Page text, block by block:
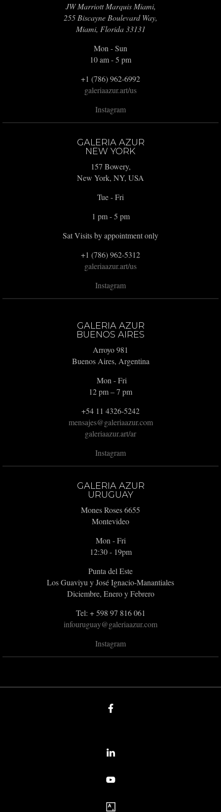
JW Marriott Marquis Miami,
255 Biscayne Boulevard Way,
Miami, Florida 33131
Mon - Sun
10 am - 5 pm
+1 (786) 962-6992
galeriaazur.art/us
Instagram
GALERIA AZUR
NEW YORK
157 Bowery,
New York, NY, USA
Tue - Fri
1 pm - 5 pm
Sat Visits by appointment only
+1 (786) 962-5312
galeriaazur.art/us
Instagram
GALERIA AZUR
BUENOS AIRES
Arroyo 981
Buenos Aires, Argentina
Mon - Fri
12 pm – 7 pm
+54 11 4326-5242
mensajes@galeriaazur.com
galeriaazur.art/ar
Instagram
GALERIA AZUR
URUGUAY
Mones Roses 6655
Montevideo
Mon - Fri
12:30 - 19pm
Punta del Este
Los Guaviyu y José Ignacio-Manantiales
Diciembre, Enero y Febrero
Tel: + 598 97 816 061
infouruguay@galeriaazur.com
Instagram